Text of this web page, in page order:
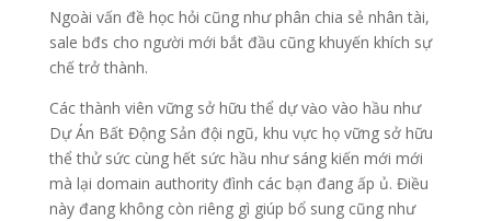
Ngoài vấn đề học hỏi cũng như phân chia sẻ nhân tài,
sale bđs cho người mới bắt đầu cũng khuyến khích sự
chế trở thành.
Các thành viên vững sở hữu thể dự vào vào hầu như
Dự Án Bất Động Sản đội ngũ, khu vực họ vững sở hữu
thể thử sức cùng hết sức hầu như sáng kiến mới mới
mà lại domain authority đình các bạn đang ấp ủ. Điều
này đang không còn riêng gì giúp bổ sung cũng như